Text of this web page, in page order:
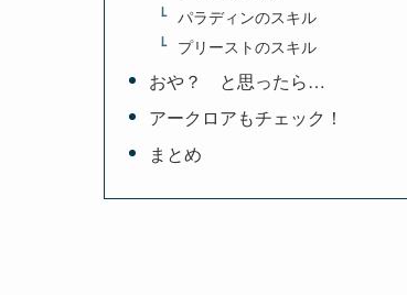
パラディンのスキル
プリーストのスキル
おや？ と思ったら…
アークロアもチェック！
まとめ